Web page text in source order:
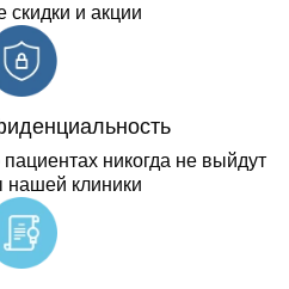
скидки и акции
никогда не выйдут
нашей клиники